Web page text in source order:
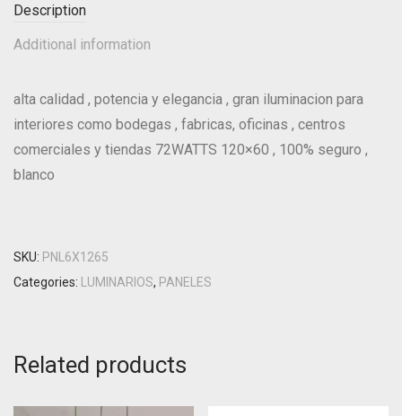
Description
Additional information
alta calidad , potencia y elegancia , gran iluminacion para
interiores como bodegas , fabricas, oficinas , centros
comerciales y tiendas 72WATTS 120×60 , 100% seguro ,
blanco
SKU: PNL6X1265
Categories:
LUMINARIOS, PANELES
Related products